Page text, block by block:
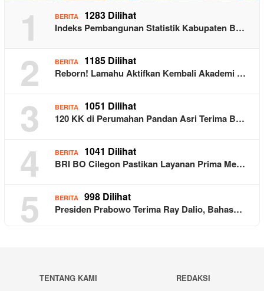
1 BERITA 1283 Dilihat
Indeks Pembangunan Statistik Kabupaten B…
2 BERITA 1185 Dilihat
Reborn! Lamahu Aktifkan Kembali Akademi …
3 BERITA 1051 Dilihat
120 KK di Perumahan Pandan Asri Terima B…
4 BERITA 1041 Dilihat
BRI BO Cilegon Pastikan Layanan Prima Me…
5 BERITA 998 Dilihat
Presiden Prabowo Terima Ray Dalio, Bahas…
TENTANG KAMI
REDAKSI